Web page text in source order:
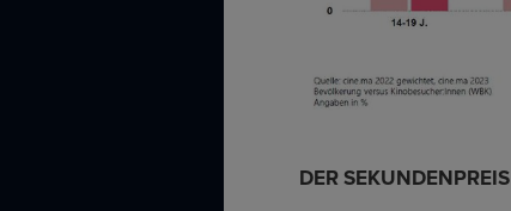
DER SEKUNDENPREIS